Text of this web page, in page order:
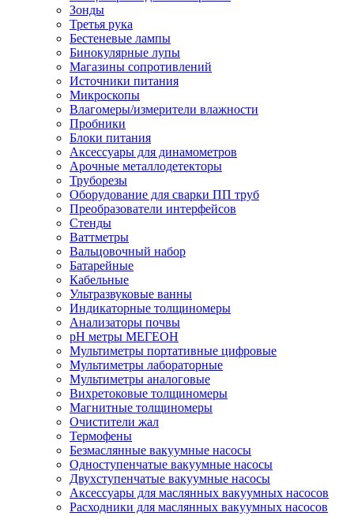
Зонды
Третья рука
Бестеневые лампы
Бинокулярные лупы
Магазины сопротивлений
Источники питания
Микроскопы
Влагомеры/измерители влажности
Пробники
Блоки питания
Аксессуары для динамометров
Арочные металлодетекторы
Труборезы
Оборудование для сварки ПП труб
Преобразователи интерфейсов
Стенды
Ваттметры
Вальцовочный набор
Батарейные
Кабельные
Ультразвуковые ванны
Индикаторные толщиномеры
Анализаторы почвы
рН метры МЕГЕОН
Мультиметры портативные цифровые
Мультиметры лабораторные
Мультиметры аналоговые
Вихретоковые толщиномеры
Магнитные толщиномеры
Очистители жал
Термофены
Безмаслянные вакуумные насосы
Одноступенчатые вакуумные насосы
Двухступенчатые вакуумные насосы
Аксессуары для маслянных вакуумных насосов
Расходники для маслянных вакуумных насосов